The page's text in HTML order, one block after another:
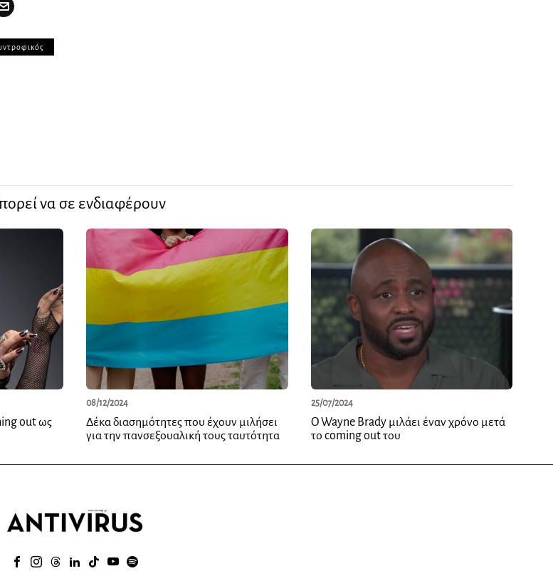
να σε ενδιαφέρουν
out ως
08/12/2024
Δέκα διασημότητες που έχουν μιλήσει
για την πανσεξουαλική τους ταυτότητα
25/07/2024
Ο Wayne Brady μιλάει έναν χρόνο μετά
το coming out του